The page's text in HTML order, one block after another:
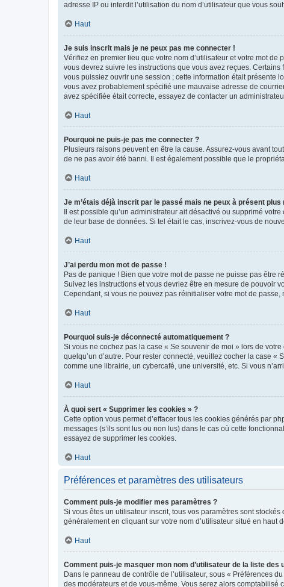
adresse IP ou interdit l’utilisation du nom d’utilisateur que vous
Haut
Je suis inscrit mais je ne peux pas me connecter !
Vérifiez en premier lieu que votre nom d’utilisateur et votre mot
vous devrez suivre les instructions que vous avez reçues.
vous puissiez ouvrir une session ; cette information était présente
vous avez probablement spécifié une mauvaise adresse de
avez spécifiée était correcte, essayez de contacter un
Haut
Pourquoi ne puis-je pas me connecter ?
Plusieurs raisons peuvent en être la cause. Assurez-vous avant
de ne pas avoir été banni. Il est également possible que le
Haut
Je m’étais déjà inscrit par le passé mais ne peux à présent plus
Il est possible qu’un administrateur ait désactivé ou supprimé
de leur base de données. Si tel était le cas, inscrivez-vous de
Haut
J’ai perdu mon mot de passe !
Pas de panique ! Bien que votre mot de passe ne puisse pas être
Suivez les instructions et vous devriez être en mesure de pouvoir
Cependant, si vous ne pouvez pas réinitialiser votre mot de
Haut
Pourquoi suis-je déconnecté automatiquement ?
Si vous ne cochez pas la case « Se souvenir de moi » lors de
quelqu’un d’autre. Pour rester connecté, veuillez cocher la case
comme une librairie, un cybercafé, une université, etc. Si vous
Haut
À quoi sert « Supprimer les cookies » ?
Cette option vous permet d’effacer tous les cookies générés par
messages (s’ils sont lus ou non lus) dans le cas où cette
essayez de supprimer les cookies.
Haut
Préférences et paramètres des utilisateurs
Comment puis-je modifier mes paramètres ?
Si vous êtes un utilisateur inscrit, tous vos paramètres sont
généralement en cliquant sur votre nom d’utilisateur situé en haut
Haut
Comment puis-je masquer mon nom d’utilisateur de la liste des
Dans le panneau de contrôle de l’utilisateur, sous « Préférences
des modérateurs et de vous-même. Vous serez alors comptabilisé